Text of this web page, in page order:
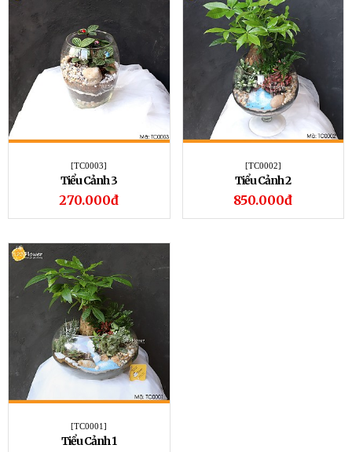
[TC0003]
Tiểu Cảnh 3
270.000đ
[TC0002]
Tiểu Cảnh 2
850.000đ
[TC0001]
Tiểu Cảnh 1